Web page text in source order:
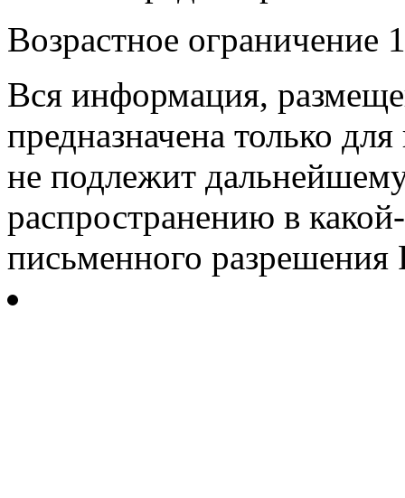
Возрастное ограничение
Вся информация,
предназначена только
не подлежит
распространению в
письменного разрешения